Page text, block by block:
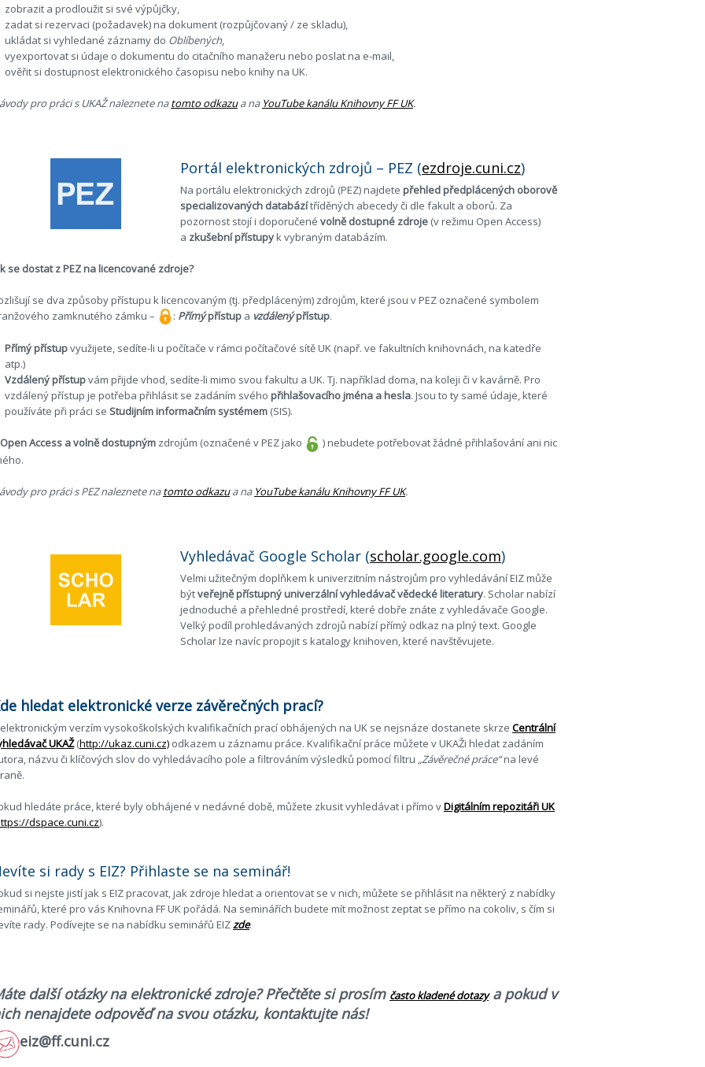
zobrazit a prodloužit si své výpůjčky,
zadat si rezervaci (požadavek) na dokument (rozpůjčovaný / ze skladu),
ukládat si vyhledané záznamy do Oblíbených,
vyexportovat si údaje o dokumentu do citačního manažeru nebo poslat na e-mail,
ověřit si dostupnost elektronického časopisu nebo knihy na UK.
pro práci s UKAŽ naleznete natomto odkazua na YouTube kanálu Knihovny FF UK.
Portál elektronických zdrojů – PEZ (ezdroje.cuni.cz)
Na portálu elektronických zdrojů (PEZ) najdete přehled předplácených oborově
specializovaných databázítříděných abecedy či dle fakult a oborů. Za
pozornost stojí i doporučené volně dostupné zdroje(v režimu Open Access)
a zkušební přístupyk vybraným databázím.
se dostat z PEZ na licencované zdroje?
se dva způsoby přístupu k licencovaným (tj. předpláceným) zdrojům, které jsou v PEZ označené symbolem
zamknutého zámku –
: Přímýpřístup a vzdálenýpřístup.
Přímý přístupvyužijete, sedíte-li u počítače v rámci počítačové sítě UK (např. ve fakultních knihovnách, na katedře
atp.)
Vzdálený přístupvám přijde vhod, sedíte-li mimo svou fakultu a UK. Tj. například doma, na koleji či v kavárně. Pro
vzdálený přístup je potřeba přihlásit se zadáním svého přihlašovacího jména a hesla. Jsou to ty samé údaje, které
používáte při práci se Studijním informačním systémem (SIS).
Access a volně dostupným zdrojům (označené v PEZ jako
) nebudete potřebovat žádné přihlašování ani nic
pro práci s PEZ naleznete natomto odkazua na YouTube kanálu Knihovny FF UK.
Vyhledávač Google Scholar (scholar.google.com)
Velmi užitečným doplňkem k univerzitním nástrojům pro vyhledávání EIZ může
býtveřejně přístupný univerzální vyhledávač vědecké literatury. Scholar nabízí
jednoduché a přehledné prostředí, které dobře znáte z vyhledávače Google.
Velký podíl prohledávaných zdrojů nabízí přímý odkaz na plný text. Google
Scholar lze navíc propojit s katalogy knihoven, které navštěvujete.
hledat elektronické verze závěrečných prací?
verzím vysokoškolských kvalifikačních prací obhájených na UK se nejsnáze dostanete skrze Centrální
UKAŽ(http://ukaz.cuni.cz) odkazem u záznamu práce. Kvalifikační práce můžete v UKAŽi hledat zadáním
názvu či klíčových slov do vyhledávacího pole a filtrováním výsledků pomocí filtru „Závěrečné práce“na levé
hledáte práce, které byly obhájené v nedávné době, můžete zkusit vyhledávat i přímo vDigitálním repozitáři UK
dspace.cuni.cz).
si rady s EIZ? Přihlaste se na seminář!
si nejste jistí jak s EIZ pracovat, jak zdroje hledat a orientovat se v nich, můžete se přihlásit na některý z nabídky
které pro vás Knihovna FF UK pořádá. Na seminářích budete mít možnost zeptat se přímo na cokoliv, s čím si
rady. Podívejte se na nabídku seminářů EIZzde.
další otázky na elektronické zdroje? Přečtěte si prosím často kladené dotazya pokud v
nenajdete odpověď na svou otázku, kontaktujte nás!
eiz@ff.cuni.cz